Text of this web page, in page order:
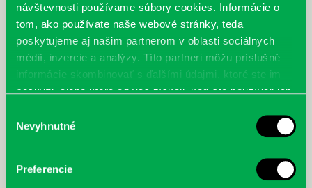
návštevnosti používame súbory cookies. Informácie o
tom, ako používate naše webové stránky, teda
poskytujeme aj našim partnerom v oblasti sociálnych
médií, inzercie a analýzy. Títo partneri môžu príslušné
informácie skombinovať s ďalšími údajmi, ktoré ste im
poskytli, alebo ktoré od vás získali, keď ste používali ich
súhlasu
Nevyhnutné
Preferencie
McGrath, Andy: Tadej Pogačar:
nezastaviteľný